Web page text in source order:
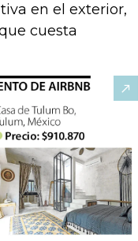
en el exterior,
cuesta